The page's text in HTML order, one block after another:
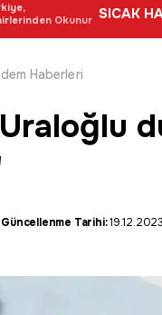
Okunur SICAK
Haberleri
Güncellenme Tarihi: